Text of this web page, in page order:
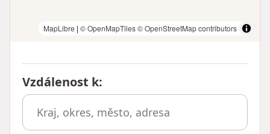
MapLibre | © OpenMapTiles© OpenStreetMap contributors
Vzdálenost k: